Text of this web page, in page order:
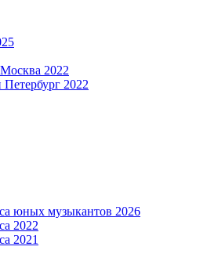
2022
2022
юных музыкантов 2026
2022
2021